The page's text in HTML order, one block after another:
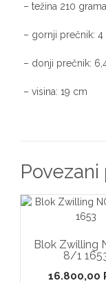
– težina 210 grama
– gornji prečnik: 4
– donji prečnik:
– visina: 19 cm
Blok Zwilling
8/1
16.800,00